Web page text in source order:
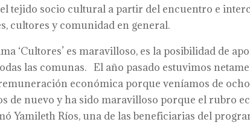
tejido socio cultural a partir del encuentro e
cultores y comunidad en general.
‘Cultores’ es maravilloso, es la posibilidad de
las comunas. El año pasado estuvimos
económica porque veníamos de
de nuevo y ha sido maravilloso porque el rubro
Yamileth Ríos, una de las beneficiarias del